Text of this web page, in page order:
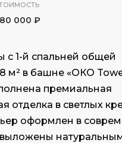
000 ₽
с 1-й спальней общей
м² в башне «ОКО
премиальная
отделка в светлых
оформлен в